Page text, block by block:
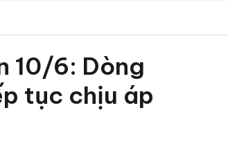
10/6: Dòng
tục chịu áp